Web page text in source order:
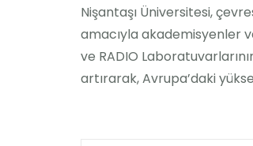
Nişantaşı Üniversitesi,
amacıyla akademisyenler
ve RADIO
artırarak, Avrupa’daki